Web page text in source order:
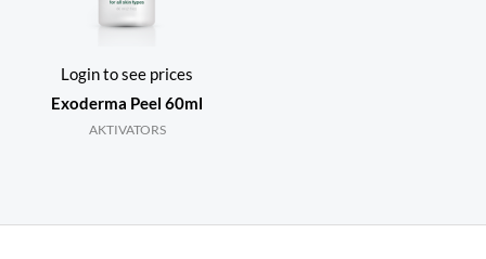
Login to see prices
Exoderma Peel 60ml
AKTIVATORS